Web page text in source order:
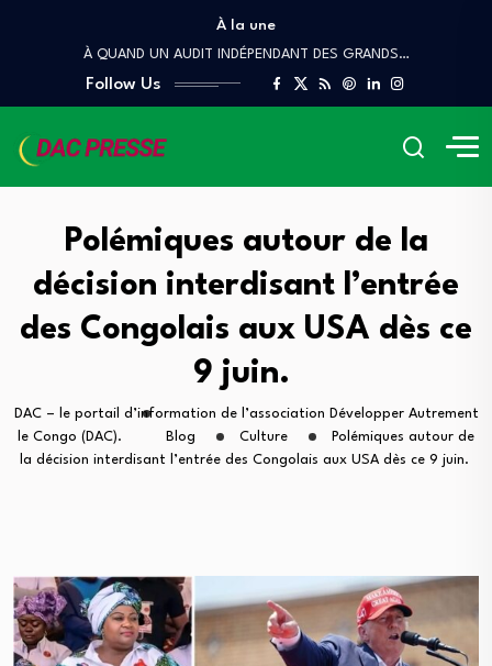
À la une
Quand le Congo brûle, le Prince danse
À QUAND UN AUDIT INDÉPENDANT DES GRANDS…
Lettre ouverte A Mr Pierre Mabiala, Ministre…
COUR DES COMPTES ET DE DISCIPLINE BUDGÉTAIRE
Denis Sassou Nguesso, le Scorpion, et les…
Follow Us
Polémiques autour de la
décision interdisant l’entrée
des Congolais aux USA dès ce
9 juin.
DAC – le portail d’information de l’association Développer Autrement
le Congo (DAC).
Blog Culture
Polémiques autour de
la décision interdisant l’entrée des Congolais aux USA dès ce 9 juin.